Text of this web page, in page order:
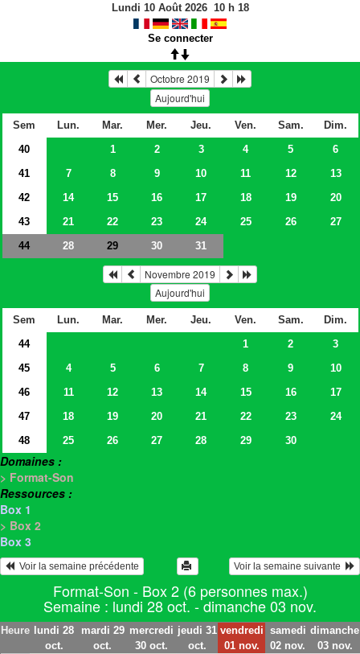
Lundi 10 Août 2026 10h 18
Se connecter
Octobre 2019
Aujourd'hui
Sem Lun. Mar. Mer. Jeu. Ven. Sam.
Dim.
40
1 2 3 4 5
6
41
7 8 9 10 11 12
13
42
14 15 16 17 18 19
20
43
21 22 23 24 25 26
27
44
28 29 30 31
Novembre 2019
Aujourd'hui
Sem Lun. Mar. Mer. Jeu. Ven. Sam.
Dim.
44
1 2
3
45
4 5 6 7 8 9
10
46
11 12 13 14 15 16
17
47
18 19 20 21 22 23
24
48
25 26 27 28 29 30
Domaines :
> Format-Son
Ressources :
Box 1
> Box 2
Box 3
  Voir la semaine précédente
Voir la semaine suivante
Format-Son - Box 2 (6 personnes max.)
Semaine : lundi 28 oct. - dimanche 03 nov.
Heure lundi 28
oct.
mardi 29
oct.
mercredi
30 oct.
jeudi 31
oct.
vendredi
01 nov.
samedi
02 nov.
dimanche
03 nov.